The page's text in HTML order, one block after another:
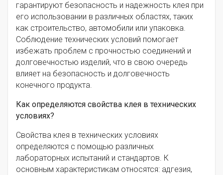
гарантируют безопасность и надежность клея при
его использовании в различных областях, таких
как строительство, автомобили или упаковка.
Соблюдение технических условий помогает
избежать проблем с прочностью соединений и
долговечностью изделий, что в свою очередь
влияет на безопасность и долговечность
конечного продукта.
Как определяются свойства клея в технических
условиях?
Свойства клея в технических условиях
определяются с помощью различных
лабораторных испытаний и стандартов. К
основным характеристикам относятся: адгезия,